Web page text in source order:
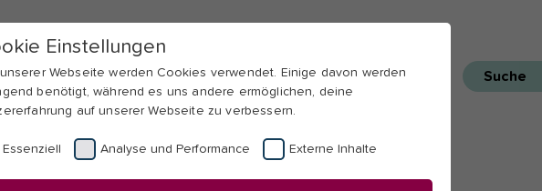
Einstellungen
Webseite werden Cookies verwendet. Einige davon werden
benötigt, während es uns andere ermöglichen, deine
auf unserer Webseite zu verbessern.
Essenziell Analyse und Performance Externe Inhalte